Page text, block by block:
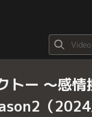
トー ～感
（